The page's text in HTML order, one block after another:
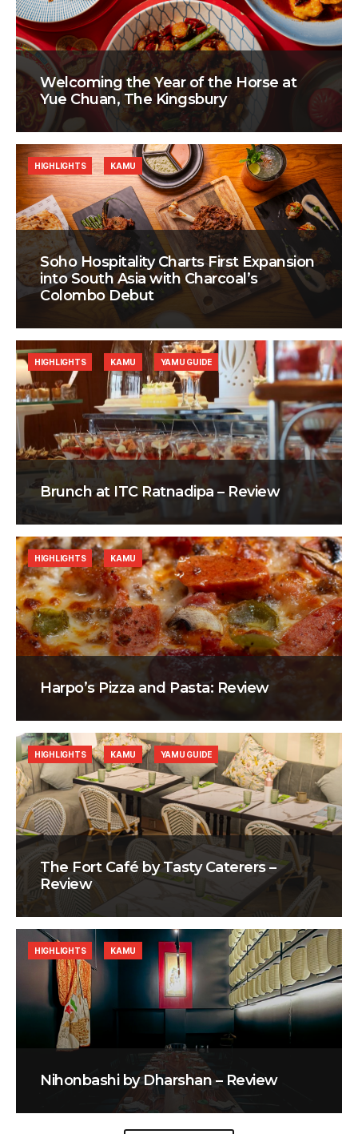
Welcoming the Year of the Horse at
Yue Chuan, The Kingsbury
Soho Hospitality Charts First Expansion
into South Asia with Charcoal’s
Colombo Debut
HIGHLIGHTS KAMU
Brunch at ITC Ratnadipa – Review
HIGHLIGHTS KAMU YAMU GUIDE
Harpo’s Pizza and Pasta: Review
HIGHLIGHTS KAMU
The Fort Café by Tasty Caterers –
Review
HIGHLIGHTS KAMU YAMU GUIDE
Nihonbashi by Dharshan – Review
HIGHLIGHTS KAMU